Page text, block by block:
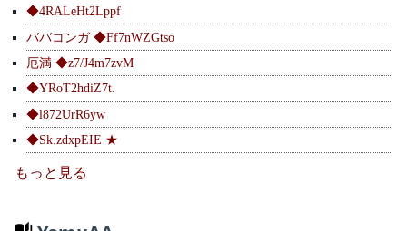
◆4RALeHt2Lppf
ババコンガ ◆Ff7nWZGtso
厄満 ◆z7/J4m7zvM
◆YRoT2hdiZ7t.
◆l872UrR6yw
◆Sk.zdxpEIE ★
もっと見る